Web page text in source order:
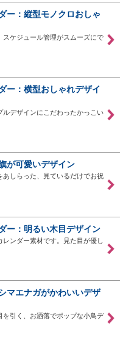
ー：縦型モノクロおしゃ
ケジュール管理がスムーズにで
ー：横型おしゃれデザイ
ルデザインにこだわったかっこい
が可愛いデザイン
しらった、見ているだけでお祝
ー：明るい木目デザイン
ンダー素材です。見た目が優し
マエナガがかわいいデザ
引く、お洒落でポップな小鳥デ